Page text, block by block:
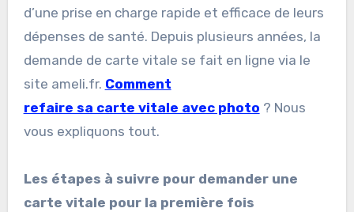
d’une prise en charge rapide et efficace de leurs
dépenses de santé. Depuis plusieurs années, la
demande de carte vitale se fait en ligne via le
site ameli.fr. Comment
refaire sa carte vitale avec photo ? Nous
vous expliquons tout.
Les étapes à suivre pour demander une
carte vitale pour la première fois